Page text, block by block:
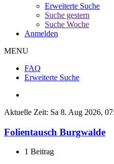
Erweiterte Suche
Suche gestern
Suche Woche
Anmelden
MENU
FAQ
Erweiterte Suche
Aktuelle Zeit: Sa 8. Aug 2026,
Folientausch Burgwalde
1 Beitrag